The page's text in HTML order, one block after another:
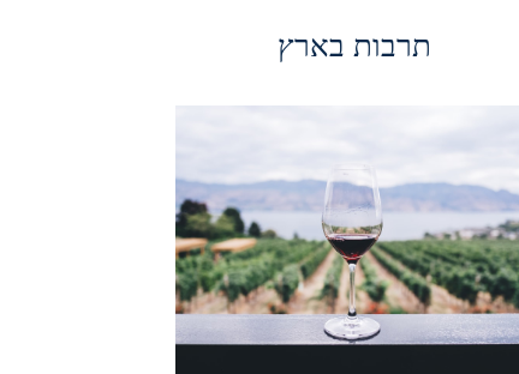
תרבות בארץ